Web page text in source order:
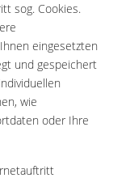
sog. Cookies.
eingesetzten
und gespeichert
wie
oder Ihre